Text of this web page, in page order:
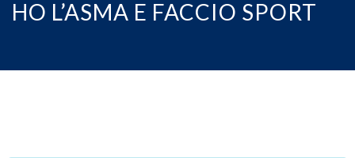
HO L’ASMA E FACCIO SPORT